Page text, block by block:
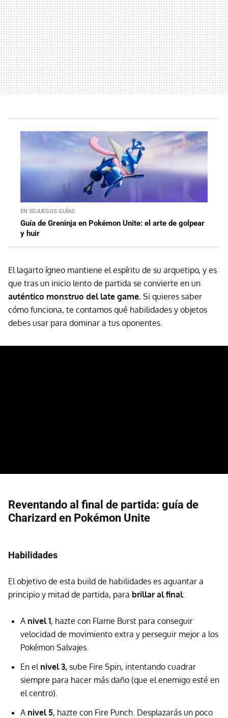
EN 3DJUEGOS GUÍAS
Guía de Greninja en Pokémon Unite: el arte de golpear
y huir
El lagarto ígneo mantiene el espíritu de su arquetipo, y es
que tras un inicio lento de partida se convierte en un
auténtico monstruo del late game. Si quieres saber
cómo funciona, te contamos qué habilidades y objetos
debes usar para dominar a tus oponentes.
Reventando al final de partida: guía de
Charizard en Pokémon Unite
Habilidades
El objetivo de esta build de habilidades es aguantar a
principio y mitad de partida, para brillar al final:
A nivel 1, hazte con Flame Burst para conseguir
velocidad de movimiento extra y perseguir mejor a los
Pokémon Salvajes.
En el nivel 3, sube Fire Spin, intentando cuadrar
siempre para hacer más daño (que el enemigo esté en
el centro).
A nivel 5, hazte con Fire Punch. Desplazarás un poco